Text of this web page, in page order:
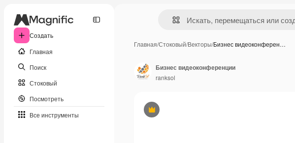
Создать
Главная
Поиск
Стоковый
Посмотреть
Все инструменты
Главная/Стоковый/Векторы/Бизнес видеоконферен…
Премиум
Бизнес видеоконференции
ranksol